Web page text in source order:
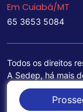
Em Cuiabá/MT
65 3653 5084
Todos os direitos
A Sedep, há mais
treinamento de
ponta para a